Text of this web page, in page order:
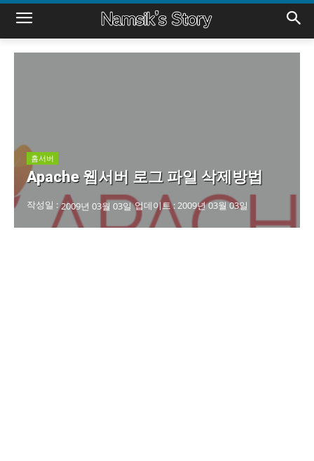
홈서버
Apache 웹서버 로그 파일 삭제방법
작성일 : 2009년 03월 03일 업데이트 :2009년 03월 03일